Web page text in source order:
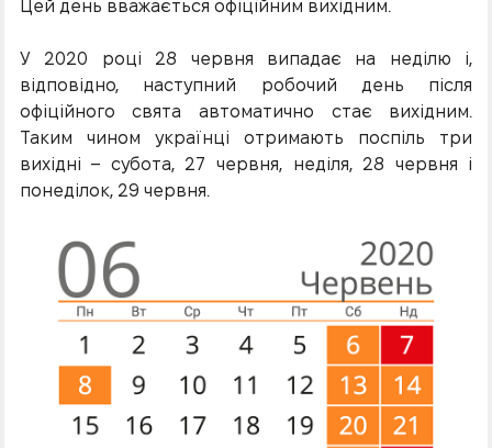
Цей день вважається офіційним вихідним.
У 2020 році 28 червня випадає на неділю і,
відповідно, наступний робочий день після
офіційного свята автоматично стає вихідним.
Таким чином українці отримають поспіль три
вихідні – субота, 27 червня, неділя, 28 червня і
понеділок, 29 червня.